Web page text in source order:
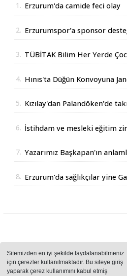
Sitemizden en iyi şekilde faydalanabilmeniz
için çerezler kullanılmaktadır. Bu siteye giriş
yaparak çerez kullanımını kabul etmiş
1. Erzurum'da camide feci olay
2. Erzurumspor'a sponsor
3. TÜBİTAK Bilim Her Yerde
4. Hınıs'ta Düğün Konvoyuna
5. Kızılay'dan Palandöken'de
6. İstihdam ve mesleki eğitim
7. Yazarımız Başkapan'ın anlamlı
8. Erzurum'da sağlıkçılar yine
Sitemizde bulunan içeriklerin tüm